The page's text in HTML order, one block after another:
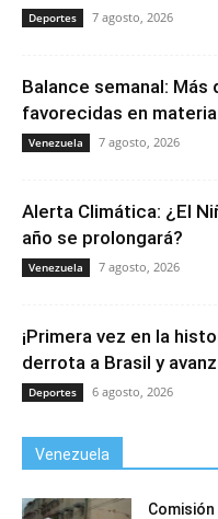
Deportes 7 agosto, 2026
Balance semanal:
favorecidas en materia
Venezuela 7 agosto, 2026
Alerta Climática: ¿El
año se prolongará?
Venezuela 7 agosto, 2026
¡Primera vez en la
derrota a Brasil y
Deportes 6 agosto, 2026
Venezuela